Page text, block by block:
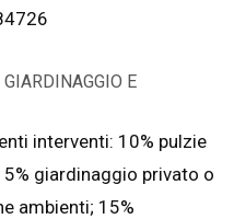
E
interventi: 10% pulzie
giardinaggio privato o
ambienti; 15%